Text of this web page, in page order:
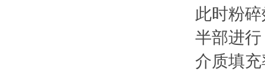
此时粉
半部进
介质填